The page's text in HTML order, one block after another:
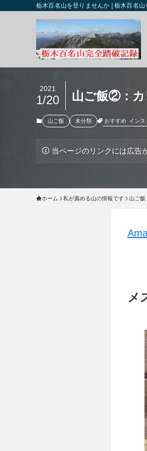
栃木百名山を登りませんか | 栃木百名山
山ご飯②：カ
2021
1/20
山ご飯 未分類 おすすめ インス
当ページのリンクには広告
ホーム 私が薦める山の情報です 山ご飯
メ